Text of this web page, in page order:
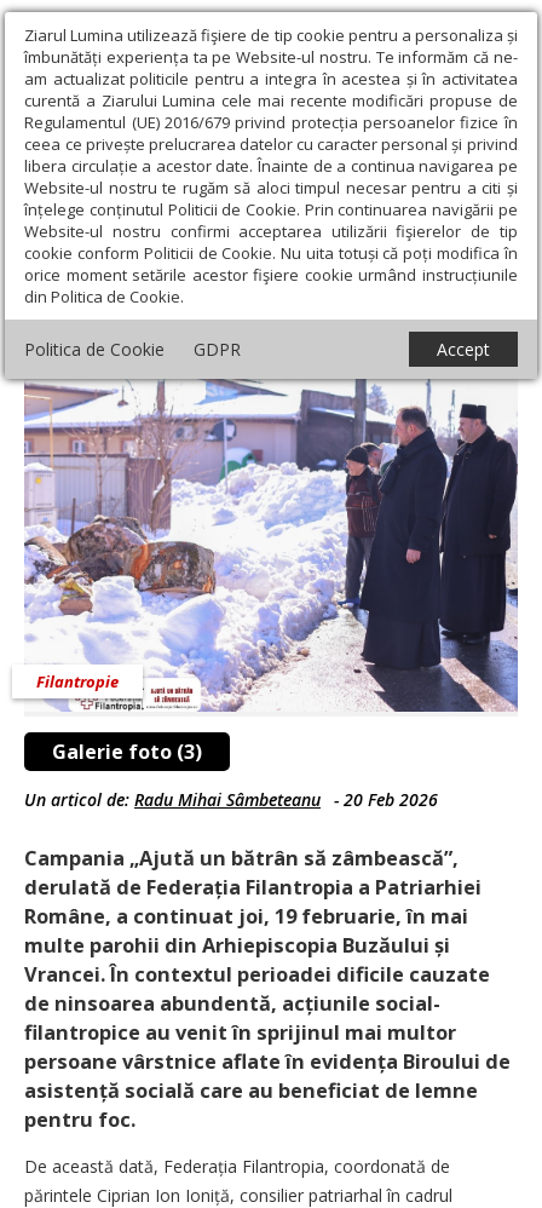
Ziarul Lumina utilizează fişiere de tip cookie pentru a personaliza și
îmbunătăți experiența ta pe Website-ul nostru. Te informăm că ne-
am actualizat politicile pentru a integra în acestea și în activitatea
curentă a Ziarului Lumina cele mai recente modificări propuse de
Regulamentul (UE) 2016/679 privind protecția persoanelor fizice în
ceea ce privește prelucrarea datelor cu caracter personal și privind
libera circulație a acestor date. Înainte de a continua navigarea pe
Website-ul nostru te rugăm să aloci timpul necesar pentru a citi și
înțelege conținutul Politicii de Cookie. Prin continuarea navigării pe
Website-ul nostru confirmi acceptarea utilizării fişierelor de tip
cookie conform Politicii de Cookie. Nu uita totuși că poți modifica în
orice moment setările acestor fişiere cookie urmând instrucțiunile
din Politica de Cookie.
Politica de Cookie GDPR Accept
Ziarul Lumina › Filantropie › „Ajută un bătrân să zâmbească” a
ajuns în județul Buzău
„Ajută un bătrân să zâmbească” a ajuns în
județul Buzău
Galerie foto (3)
Filantropie
Un articol de: Radu Mihai Sâmbeteanu - 20 Feb 2026
Campania „Ajută un bătrân să zâmbească”,
derulată de Fede­rația Filantropia a Patriarhiei
Române, a continuat joi, 19 februarie, în mai
multe parohii din Arhiepiscopia Buzăului și
Vrancei. În contextul perioadei dificile cauzate
de ninsoarea abundentă, acțiunile social-
filantropice au venit în sprijinul mai multor
persoane vârstnice aflate în evidența Biroului de
asistență socială care au beneficiat de lemne
pentru foc.
De această dată, Fede­rația Filantropia, coordonată de
părintele Ciprian Ion Ioniță, consilier patriarhal în cadrul